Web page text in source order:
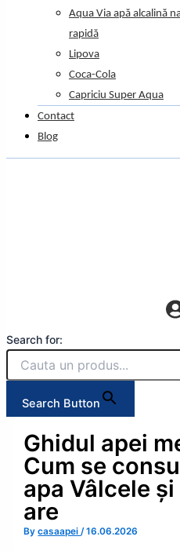
Aqua Via apă alcalină
rapidă
Lipova
Coca-Cola
Capriciu Super Aqua
Contact
Blog
Search for:
Search Button
Ghidul apei
Cum se
apa Vâlcele
are
Bycasaapei/16.06.2026